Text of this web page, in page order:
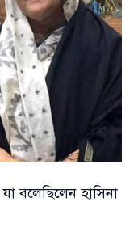
বলেছিলেন হাসিনা